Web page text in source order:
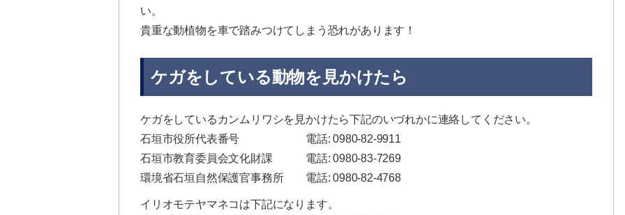
い。
貴重な動植物を車で踏みつけてしまう恐れがあります！
ケガをしている動物を見かけたら
ケガをしているカンムリワシを見かけたら下記のいづれかに連絡してください。
石垣市役所代表番号 電話: 0980-82-9911
石垣市教育委員会文化財課 電話: 0980-83-7269
環境省石垣自然保護官事務所 電話: 0980-82-4768
イリオモテヤマネコは下記になります。